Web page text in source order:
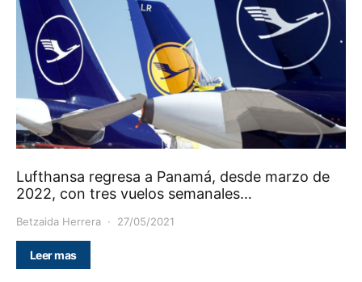
Lufthansa regresa a Panamá, desde marzo de
2022, con tres vuelos semanales…
Betzaida Herrera 27/05/2021
Leer mas